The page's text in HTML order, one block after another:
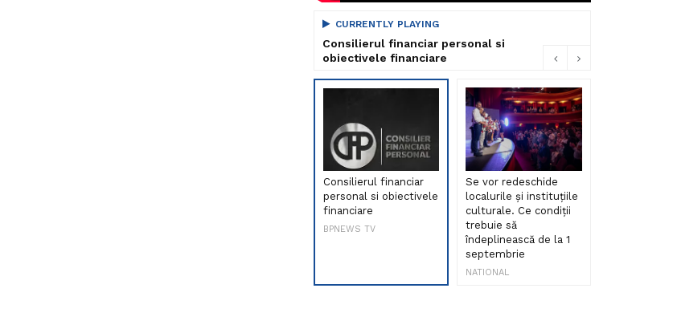
CURRENTLY PLAYING
Consilierul financiar personal si
obiectivele financiare
Consilierul financiar
personal si obiectivele
financiare
BPNEWS TV
Se vor redeschide
localurile și instituțiile
culturale. Ce condiții
trebuie să
îndeplinească de la 1
septembrie
NATIONAL